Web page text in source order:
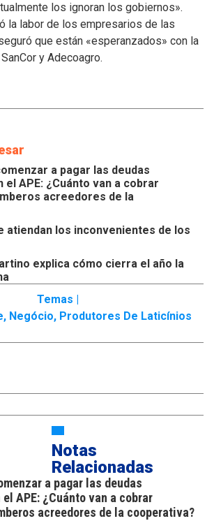
inconvenientes
de
los
tamberos
los ignoran los gobiernos».
la labor de los empresarios de las
que están «esperanzados» con la
y Adecoagro.
a pagar las deudas
el APE: ¿Cuánto van a cobrar
acreedores de la
atiendan los inconvenientes de los
explica cómo cierra el año la
Temas |
, Negócio, Produtores De Laticínios
Notas
Relacionadas
a pagar las deudas
APE: ¿Cuánto van a cobrar
acreedores de la cooperativa?